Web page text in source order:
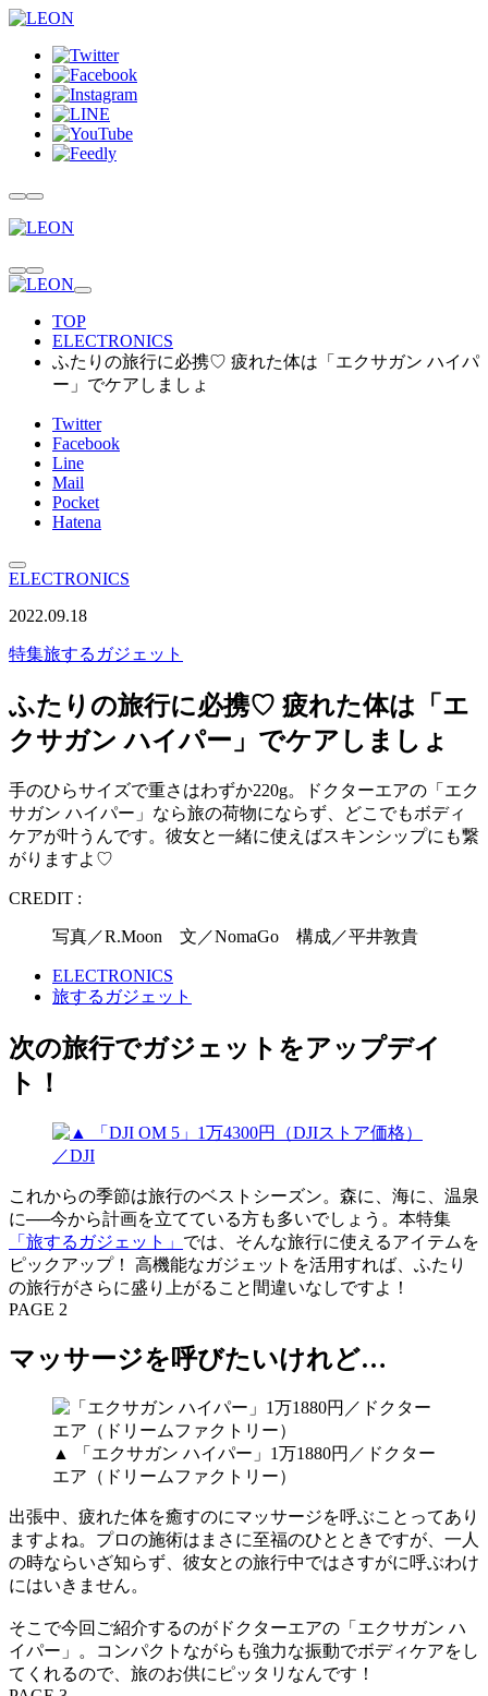
TOP
ELECTRONICS
ふたりの旅行に必携♡ 疲れた体は「エクサガン ハイパ
ー」でケアしましょ
Twitter
Facebook
Line
Mail
Pocket
Hatena
ELECTRONICS
2022.09.18
特集旅するガジェット
ふたりの旅行に必携♡ 疲れた体は「エ
クサガン ハイパー」でケアしましょ
手のひらサイズで重さはわずか220g。ドクターエアの「エク
サガン ハイパー」なら旅の荷物にならず、どこでもボディ
ケアが叶うんです。彼女と一緒に使えばスキンシップにも繋
がりますよ♡
CREDIT :
写真／R.Moon 文／NomaGo 構成／平井敦貴
ELECTRONICS
旅するガジェット
次の旅行でガジェットをアップデイ
ト！
これからの季節は旅行のベストシーズン。森に、海に、温泉
に──今から計画を立てている方も多いでしょう。本特集
「旅するガジェット」 では、そんな旅行に使えるアイテムを
ピックアップ！ 高機能なガジェットを活用すれば、ふたり
の旅行がさらに盛り上がること間違いなしですよ！
PAGE 2
マッサージを呼びたいけれど…
▲ 「エクサガン ハイパー」1万1880円／ドクター
エア（ドリームファクトリー）
出張中、疲れた体を癒すのにマッサージを呼ぶことってあり
ますよね。プロの施術はまさに至福のひとときですが、一人
の時ならいざ知らず、彼女との旅行中ではさすがに呼ぶわけ
にはいきません。
そこで今回ご紹介するのがドクターエアの「エクサガン ハ
イパー」。コンパクトながらも強力な振動でボディケアをし
てくれるので、旅のお供にピッタリなんです！